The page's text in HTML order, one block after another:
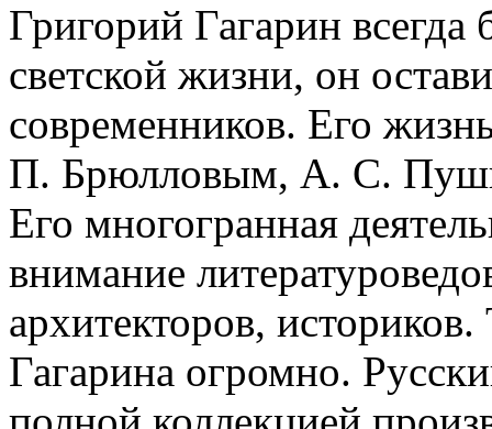
Григорий Гагарин
светской жизни, он
современников. Его
П. Брюлловым, А. С.
Его многогранная
внимание
архитекторов,
Гагарина огромно.